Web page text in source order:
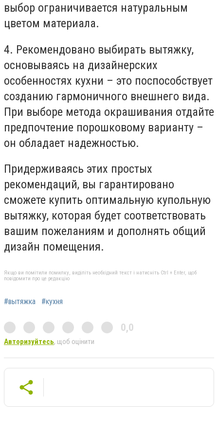
выбор ограничивается натуральным
цветом материала.
4. Рекомендовано выбирать вытяжку,
основываясь на дизайнерских
особенностях кухни – это поспособствует
созданию гармоничного внешнего вида.
При выборе метода окрашивания отдайте
предпочтение порошковому варианту –
он обладает надежностью.
Придерживаясь этих простых
рекомендаций, вы гарантировано
сможете купить оптимальную купольную
вытяжку, которая будет соответствовать
вашим пожеланиям и дополнять общий
дизайн помещения.
Якщо ви помітили помилку, виділіть необхідний текст і натисніть Ctrl + Enter, щоб
повідомити про це редакцію
#вытяжка #кухня
0,0
Авторизуйтесь, щоб оцінити